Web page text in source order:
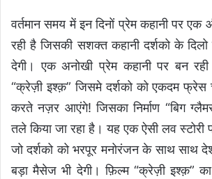
वर्तमान समय में इन दिनों प्रेम कहानी पर
रही है जिसकी सशक्त कहानी दर्शको के
देगी। एक अनोखी प्रेम कहानी पर बन रही
“क्रेज़ी इश्क़” जिसमे दर्शको को एकदम
करते नज़र आएंगे! जिसका निर्माण “बिग
तले किया जा रहा है। यह एक ऐसी लव स्टोरी
जो दर्शको को भरपूर मनोरंजन के साथ साथ
बड़ा मैसेज भी देगी। फ़िल्म “क्रेज़ी इश्क़”